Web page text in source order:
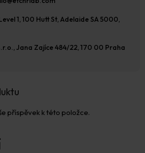
příspěvek k této položce.
1, 100 Hutt St, Adelaide SA 5000,
Jana Zajíce 484/22, 170 00 Praha